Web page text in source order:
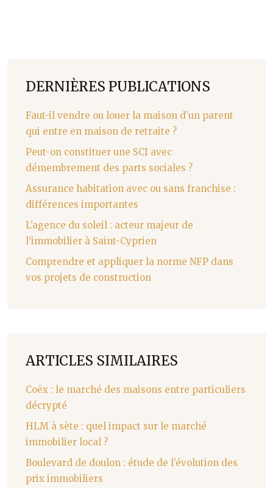
DERNIÈRES PUBLICATIONS
Faut-il vendre ou louer la maison d’un parent
qui entre en maison de retraite ?
Peut-on constituer une SCI avec
démembrement des parts sociales ?
Assurance habitation avec ou sans franchise :
différences importantes
L’agence du soleil : acteur majeur de
l’immobilier à Saint-Cyprien
Comprendre et appliquer la norme NFP dans
vos projets de construction
ARTICLES SIMILAIRES
Coëx : le marché des maisons entre particuliers
décrypté
HLM à sète : quel impact sur le marché
immobilier local ?
Boulevard de doulon : étude de l’évolution des
prix immobiliers